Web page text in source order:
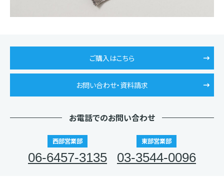
ご購入はこちら
お問い合わせ・資料請求
お電話でのお問い合わせ
西部営業部
06-6457-3135
東部営業部
03-3544-0096